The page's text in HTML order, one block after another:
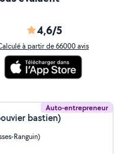
4,6/5
à partir de 66000 avis
Auto-entrepreneur
bastien)
Ranguin)